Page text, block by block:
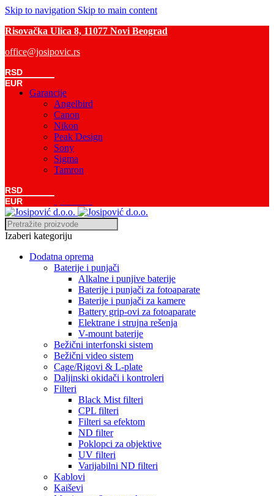
Skip to navigation Skip to main content
Risovačka Ulica 8, 11077 Novi Beograd
office@josipovic.rs
RSD
EUR
Garancije
Angelbird
Canon
Nikon
Peak Design
Sony
Sigma
Tamron
RSD
EUR
0Komada
Izaberi kategoriju
Dodatna oprema
Baterije i punjači
Alkalne i punjive baterije
Baterije i punjači za fotoaparate
Baterije i punjači za kamere
Battery grip-ovi za fotoaparate
Elektrane i strujna rešenja
V-mount baterije
Bežični interfonski sistem
Bežični video sistem
Cage/Rigovi & L-plate
Daljinski okidači i kontroleri
Filteri
Black Mist filteri
CPL filteri
Filteri sa efektom
ND filter
Poklopci za objektive
UV filteri
Varijabilni ND filteri
Kablovi
Kaiševi